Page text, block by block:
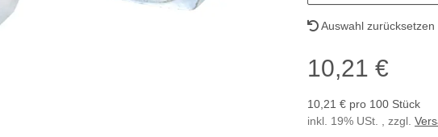
Auswahl zurücksetzen
10,21 €
10,21 € pro 100 Stück
inkl. 19% USt. , zzgl.